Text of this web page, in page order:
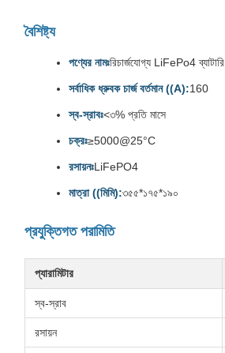
বৈশিষ্ট্য
পণ্যের নামঃরিচার্জযোগ্য LiFePo4 ব্যাটারি
সর্বাধিক ধ্রুবক চার্জ বর্তমান ((A):160
স্ব-স্রাবঃ<৩% প্রতি মাসে
চক্রঃ≥5000@25°C
রসায়নঃLiFePO4
মাত্রা ((মিমি):৩৫৫*১৭৫*১৯০
প্রযুক্তিগত পরামিতি
প্যারামিটার
স্ব-স্রাব
রসায়ন